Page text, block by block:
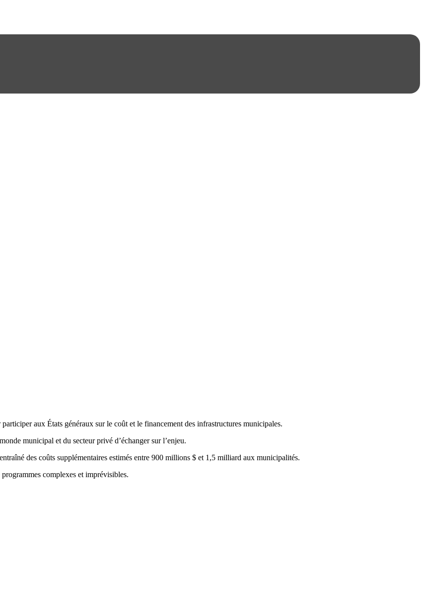
aux États généraux sur le coût et le financement des infrastructures municipales.
municipal et du secteur privé d’échanger sur l’enjeu.
des coûts supplémentaires estimés entre 900 millions $ et 1,5 milliard aux municipalités.
complexes et imprévisibles.